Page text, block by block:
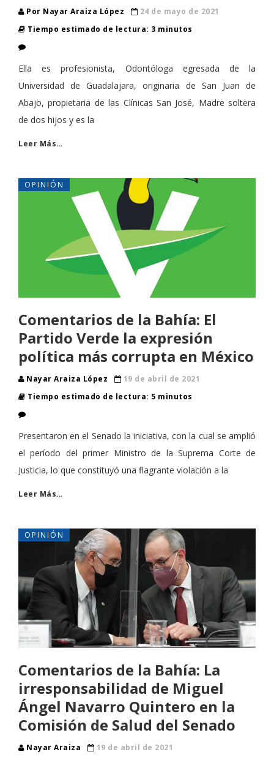
Por Nayar Araiza López
24 de mayo de 2021
Tiempo estimado de lectura: 3 minutos
Ella es profesionista, Odontóloga egresada de la
Universidad de Guadalajara, originaria de San Juan de
Abajo, propietaria de las Clínicas San José, Madre soltera
de dos hijos y es la
Leer Más…
OPINIÓN
Comentarios de la Bahía: El
Partido Verde la expresión
política más corrupta en México
Nayar Araiza López
19 de abril de 2021
Tiempo estimado de lectura: 5 minutos
Presentaron en el Senado la iniciativa, con la cual se amplió
el período del primer Ministro de la Suprema Corte de
Justicia, lo que constituyó una flagrante violación a la
Leer Más…
OPINIÓN
Comentarios de la Bahía: La
irresponsabilidad de Miguel
Ángel Navarro Quintero en la
Comisión de Salud del Senado
Nayar Araiza 19 de abril de 2021